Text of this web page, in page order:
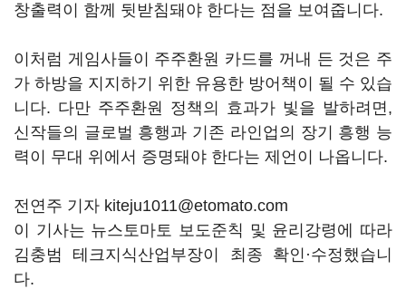
창출력이 함께 뒷받침돼야 한다는 점을 보여줍니다.
이처럼 게임사들이 주주환원 카드를 꺼내 든 것은 주
가 하방을 지지하기 위한 유용한 방어책이 될 수 있습
니다. 다만 주주환원 정책의 효과가 빛을 발하려면,
신작들의 글로벌 흥행과 기존 라인업의 장기 흥행 능
력이 무대 위에서 증명돼야 한다는 제언이 나옵니다.
전연주 기자 kiteju1011@etomato.com
이 기사는 뉴스토마토 보도준칙 및 윤리강령에 따라
김충범 테크지식산업부장이 최종 확인·수정했습니
다.